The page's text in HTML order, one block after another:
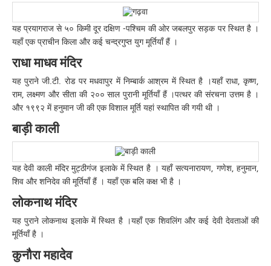
यह प्रयागराज से ५० किमी दूर दक्षिण -पश्चिम की ओर जबलपुर सड़क पर स्थित है ।
यहाँ एक प्राचीन किला और कई चन्द्रगुप्त युग मूर्तियाँ हैं ।
राधा माधव मंदिर
यह पुराने जी.टी. रोड पर मधवापुर में निम्बार्क आश्रम में स्थित है ।यहाँ राधा, कृष्ण,
राम, लक्ष्मण और सीता की २०० साल पुरानी मूर्तियाँ हैं ।पत्थर की संरचना उत्तम है ।
और १९९२ में हनुमान जी की एक विशाल मूर्ति यहां स्थापित की गयी थी ।
बाड़ी काली
यह देवी काली मंदिर मुट्ठीगंज इलाके में स्थित है । यहाँ सत्यनारायण, गणेश, हनुमान,
शिव और शनिदेव की मूर्तियाँ हैं । यहाँ एक बलि कक्ष भी है ।
लोकनाथ मंदिर
यह पुराने लोकनाथ इलाके में स्थित है ।यहाँ एक शिवलिंग और कई देवी देवताओं की
मूर्तियाँ है ।
कुनौरा महादेव